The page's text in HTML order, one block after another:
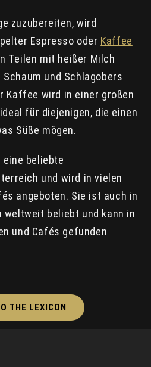
zuzubereiten, wird
Espresso oder Kaffee
Teilen mit heißer Milch
und Schlagobers
Kaffee wird in einer großen
für diejenigen, die einen
Süße mögen.
eine beliebte
und wird in vielen
angeboten. Sie ist auch in
weltweit beliebt und kann in
und Cafés gefunden
THE LEXICON